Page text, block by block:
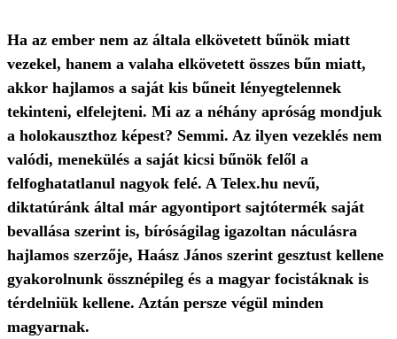
Ha az ember nem az általa elkövetett bűnök miatt
vezekel, hanem a valaha elkövetett összes bűn miatt,
akkor hajlamos a saját kis bűneit lényegtelennek
tekinteni, elfelejteni. Mi az a néhány apróság mondjuk
a holokauszthoz képest? Semmi. Az ilyen vezeklés nem
valódi, menekülés a saját kicsi bűnök felől a
felfoghatatlanul nagyok felé. A Telex.hu nevű,
diktatúránk által már agyontiport sajtótermék saját
bevallása szerint is, bíróságilag igazoltan náculásra
hajlamos szerzője, Haász János szerint gesztust kellene
gyakorolnunk össznépileg és a magyar focistáknak is
térdelniük kellene. Aztán persze végül minden
magyarnak.